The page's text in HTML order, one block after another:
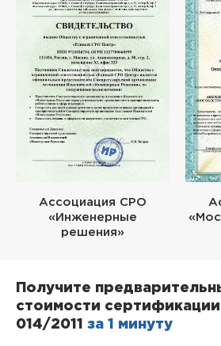
Ассоциация СРО
«Инженерные
решения»
Получите
стоимости
014/2011 за 1 минуту